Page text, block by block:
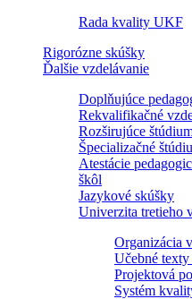
Rada kvality UKF
Rigorózne skúšky
Ďalšie vzdelávanie
Doplňujúce
Rekvalifikačné
Rozširujúce
Špecializačné
Atestácie
škôl
Jazykové skúšky
Univerzita tretieho
Organizácia
Učebné
Projektová
Systém